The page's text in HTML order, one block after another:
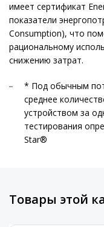
имеет сертификат
показатели
Consumption), что
рациональному
снижению затрат.
* Под обычным
среднее
устройством за
тестирования
Star®
Товары этой